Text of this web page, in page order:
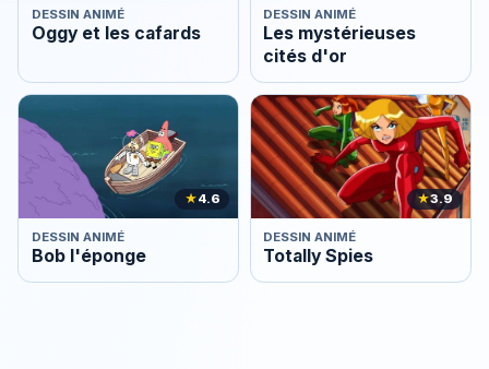
DESSIN ANIMÉ
Oggy et les cafards
DESSIN ANIMÉ
Les mystérieuses
cités d'or
★4.6
DESSIN ANIMÉ
Bob l'éponge
★3.9
DESSIN ANIMÉ
Totally Spies